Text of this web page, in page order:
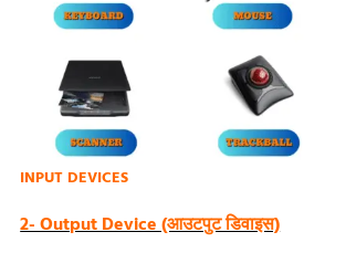
INPUT DEVICES
2- Output Device (आउटपुट डिवाइस)